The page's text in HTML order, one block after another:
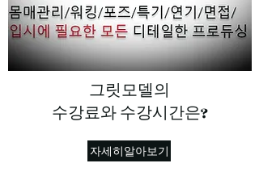
​그릿모델의
수강료와 수강시간은?
자세히알아보기